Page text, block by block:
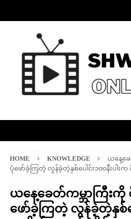
HOME KNOWLEDGE
ယနေ့ခ
ပုံဖော်ခဲ့ကြတဲ့ လွန်ခဲ့တဲ့နှစ်ပေါင်း၁၀၀နီးပါး
ယနေ့ခေတ်ကမ္ဘာကြီး
ဖော်ခဲ့ကြတဲ့ လွန်ခဲ့တဲ့နှစ်ပေ